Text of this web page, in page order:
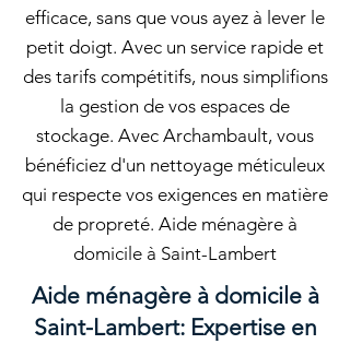
efficace, sans que vous ayez à lever le
petit doigt. Avec un service rapide et
des tarifs compétitifs, nous simplifions
la gestion de vos espaces de
stockage. Avec Archambault, vous
bénéficiez d'un nettoyage méticuleux
qui respecte vos exigences en matière
de propreté. Aide ménagère à
domicile à Saint-Lambert
Aide ménagère à domicile à
Saint-Lambert: Expertise en